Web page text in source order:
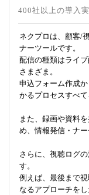
400社以上の導入
ネクプロは、顧客/
ナーツールです。
配信の種類はライ
さまざま。
申込フォーム作成
かるプロセスすべ
また、録画や資料
め、情報発信・ナー
さらに、視聴ログ
す。
例えば、最後まで
なるアプローチを